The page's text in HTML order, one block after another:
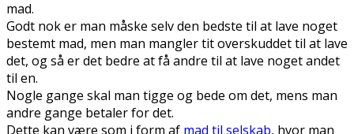
mad.
Godt nok er man måske selv den bedste til at lave noget
bestemt mad, men man mangler tit overskuddet til at lave
det, og så er det bedre at få andre til at lave noget andet
til en.
Nogle gange skal man tigge og bede om det, mens man
andre gange betaler for det.
Dette kan være som i form af mad til selskab, hvor man